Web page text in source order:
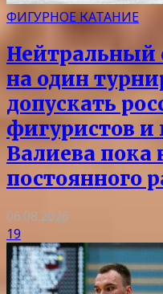
ФИГУРНОЕ КАТАНИЕ
Нейтральный
на один
допускать
фигуристов и
Валиева пока
постоянного
06.08.2026
19